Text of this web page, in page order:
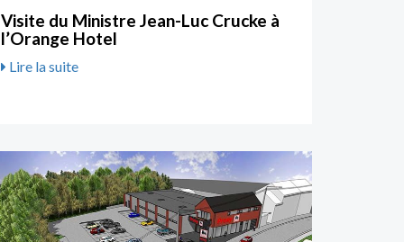
Visite du Ministre Jean-Luc Crucke à
l’Orange Hotel
Lire la suite